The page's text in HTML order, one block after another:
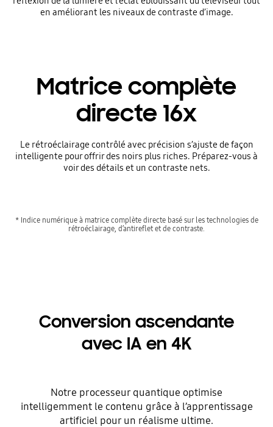
en améliorant les niveaux de contraste d’image.
Matrice complète
directe 16x
Le rétroéclairage contrôlé avec précision s’ajuste de façon
intelligente pour offrir des noirs plus riches. Préparez-vous à
voir des détails et un contraste nets.
* Indice numérique à matrice complète directe basé sur les technologies de
rétroéclairage, d’antireflet et de contraste.
Conversion ascendante
avec IA en 4K
Notre processeur quantique optimise
intelligemment le contenu grâce à l’apprentissage
artificiel pour un réalisme ultime.